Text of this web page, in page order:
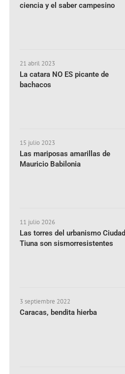
ciencia y el saber campesino
21 abril 2023
La catara NO ES picante de
bachacos
15 julio 2023
Las mariposas amarillas de
Mauricio Babilonia
11 julio 2026
Las torres del urbanismo Ciudad
Tiuna son sismorresistentes
3 septiembre 2022
Caracas, bendita hierba